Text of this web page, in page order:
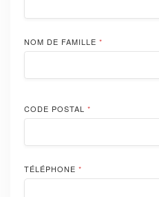
NOM DE FAMILLE *
CODE POSTAL *
TÉLÉPHONE *